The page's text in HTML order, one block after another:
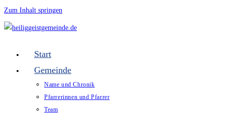
Zum Inhalt springen
Start
Gemeinde
Name und Chronik
Pfarrerinnen und Pfarrer
Team